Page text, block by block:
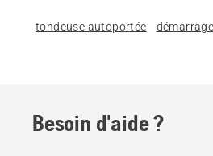
tondeuse autoportée démarrage
Besoin d'aide ?